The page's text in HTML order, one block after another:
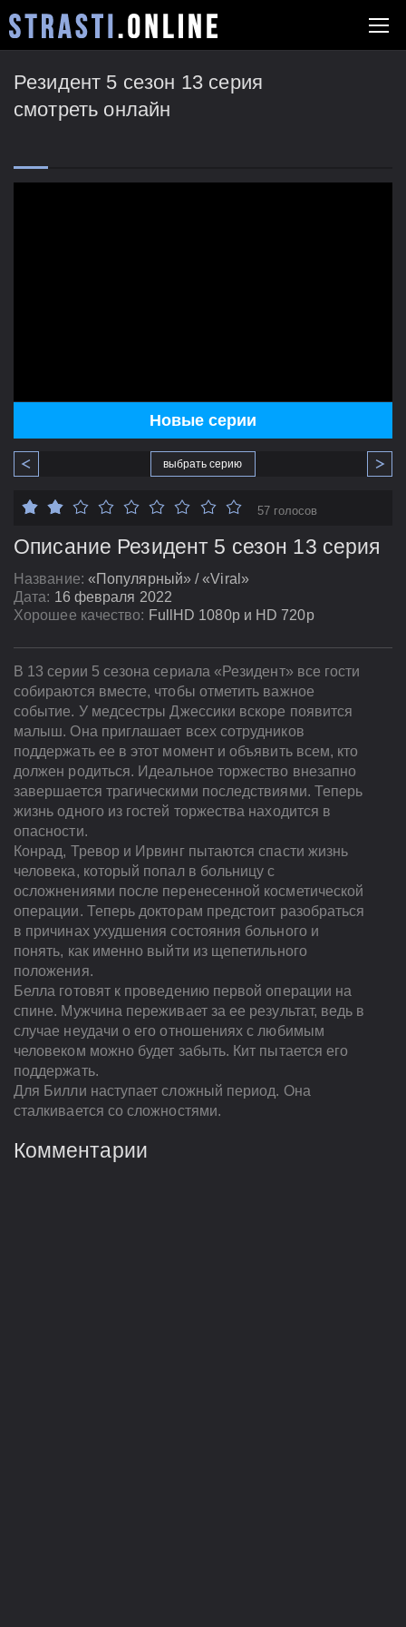
Резидент 5 сезон 13 серия
смотреть онлайн
Новые серии
выбрать серию
Описание Резидент 5 сезон 13 серия
Название: «Популярный» / «Viral»
Дата: 16 февраля 2022
Хорошее качество: FullHD 1080p и HD 720p
57 голосов
В 13 серии 5 сезона сериала «Резидент» все гости
собираются вместе, чтобы отметить важное
событие. У медсестры Джессики вскоре появится
малыш. Она приглашает всех сотрудников
поддержать ее в этот момент и объявить всем, кто
должен родиться. Идеальное торжество внезапно
завершается трагическими последствиями. Теперь
жизнь одного из гостей торжества находится в
опасности.
Конрад, Тревор и Ирвинг пытаются спасти жизнь
человека, который попал в больницу с
осложнениями после перенесенной косметической
операции. Теперь докторам предстоит разобраться
в причинах ухудшения состояния больного и
понять, как именно выйти из щепетильного
положения.
Белла готовят к проведению первой операции на
спине. Мужчина переживает за ее результат, ведь в
случае неудачи о его отношениях с любимым
человеком можно будет забыть. Кит пытается его
поддержать.
Для Билли наступает сложный период. Она
сталкивается со сложностями.
Комментарии